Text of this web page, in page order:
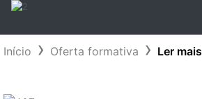
Início Oferta formativa Ler mais